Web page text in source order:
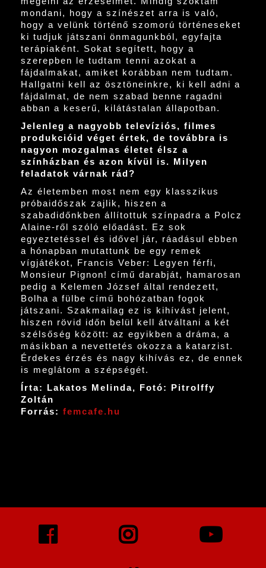
mondani, hogy a színészet arra is való,
hogy a velünk történő szomorú történeseket
ki tudjuk játszani önmagunkból, egyfajta
terápiaként. Sokat segített, hogy a
szerepben le tudtam tenni azokat a
fájdalmakat, amiket korábban nem tudtam.
Hallgatni kell az ösztöneinkre, ki kell adni a
fájdalmat, de nem szabad benne ragadni
abban a keserű, kilátástalan állapotban.
Jelenleg a nagyobb televíziós, filmes
produkcióid véget értek, de továbbra is
nagyon mozgalmas életet élsz a
színházban és azon kívül is. Milyen
feladatok várnak rád?
Az életemben most nem egy klasszikus
próbaidőszak zajlik, hiszen a
szabadidőnkben állítottuk színpadra a Polcz
Alaine-ről szóló előadást. Ez sok
egyeztetéssel és idővel jár, ráadásul ebben
a hónapban mutattunk be egy remek
vígjátékot, Francis Veber: Legyen férfi,
Monsieur Pignon! című darabját, hamarosan
pedig a Kelemen József által rendezett,
Bolha a fülbe című bohózatban fogok
játszani. Szakmailag ez is kihívást jelent,
hiszen rövid időn belül kell átváltani a két
szélsőség között: az egyikben a dráma, a
másikban a nevettetés okozza a katarzist.
Érdekes érzés és nagy kihívás ez, de ennek
is meglátom a szépségét.
Írta: Lakatos Melinda, Fotó: Pitrolffy
Zoltán
Forrás: femcafe.hu